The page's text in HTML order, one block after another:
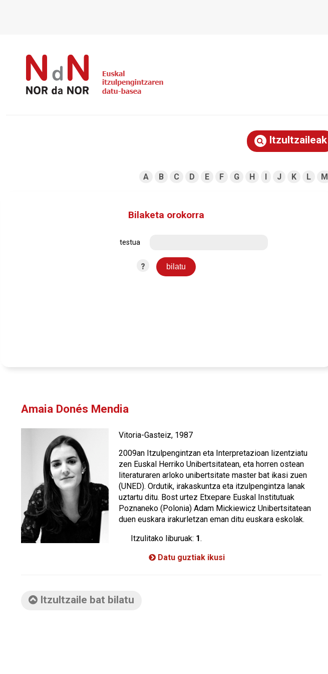
Itzultzaileak
A B C D E F G H I J K L M
Bilaketa orokorra
testua
?
Amaia Donés Mendia
Vitoria-Gasteiz, 1987
2009an Itzulpengintzan eta Interpretazioan lizentziatu
zen Euskal Herriko Unibertsitatean, eta horren ostean
literaturaren arloko unibertsitate master bat ikasi zuen
(UNED). Ordutik, irakaskuntza eta itzulpengintza lanak
uztartu ditu. Bost urtez Etxepare Euskal Institutuak
Poznaneko (Polonia) Adam Mickiewicz Unibertsitatean
duen euskara irakurletzan eman ditu euskara eskolak.
Itzulitako liburuak: 1.
Datu guztiak ikusi
Itzultzaile bat bilatu